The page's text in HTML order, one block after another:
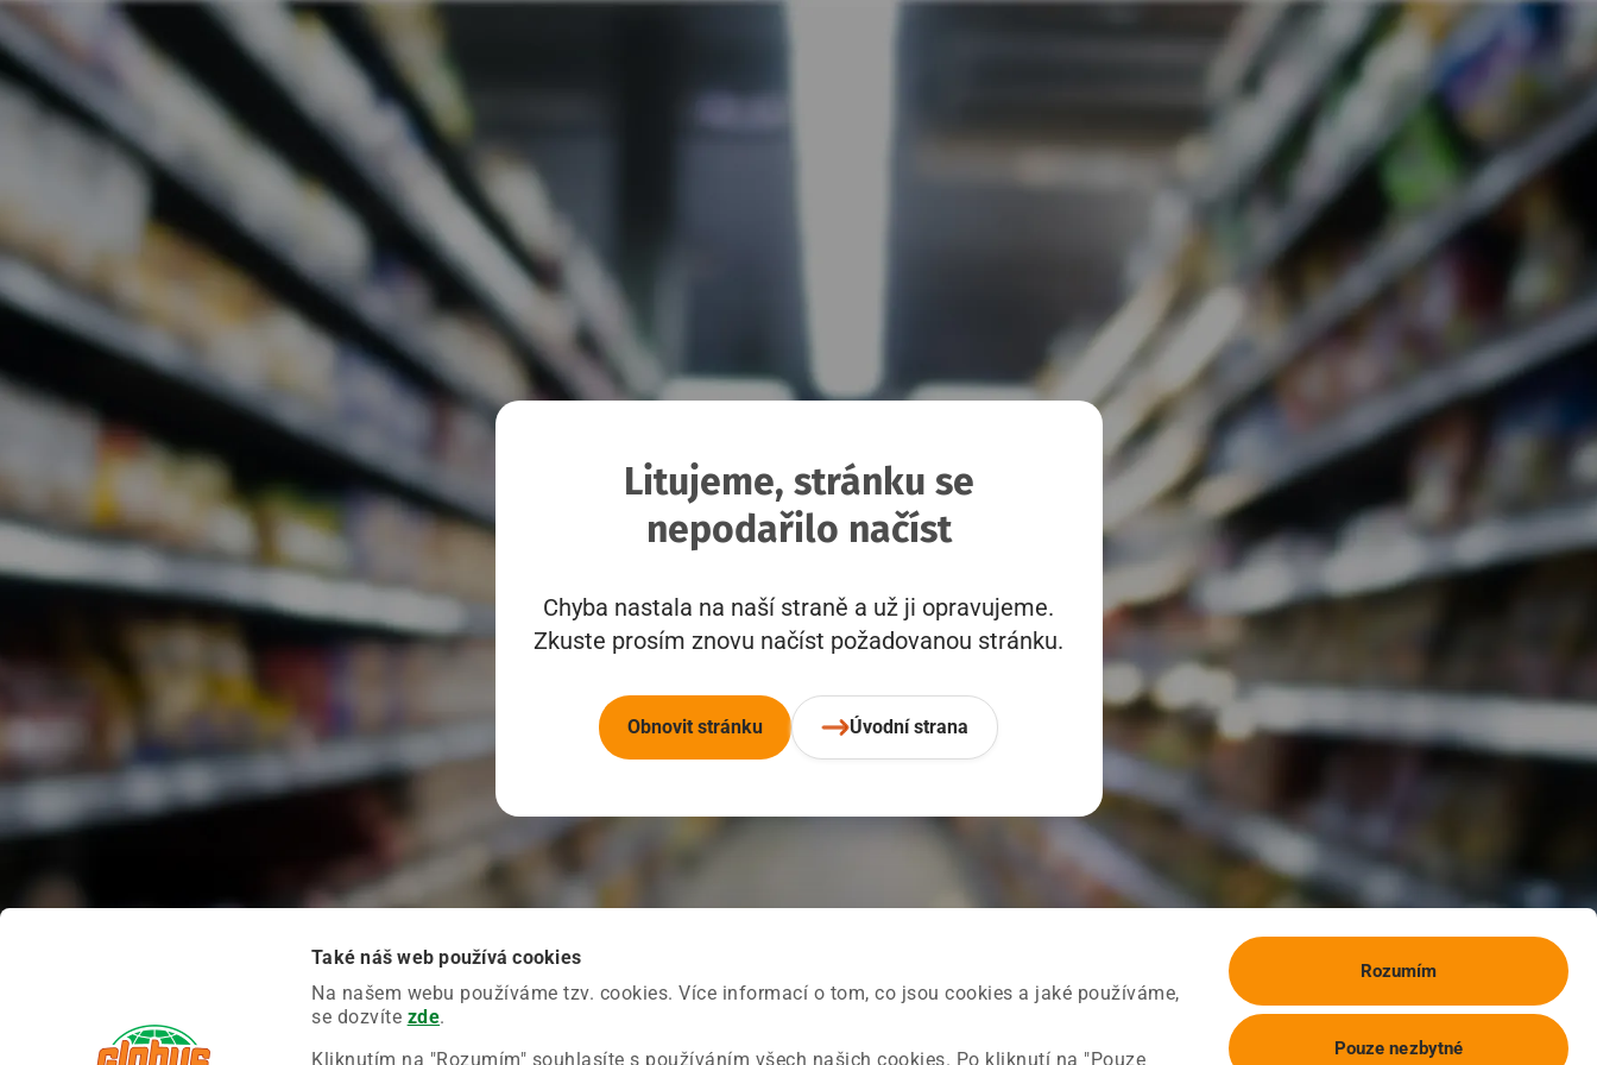
Také náš web používá cookies
Na našem webu používáme tzv. cookies. Více informací o tom, co jsou cookies a jaké používáme,
se dozvíte zde.
Kliknutím na "Rozumím" souhlasíte s používáním všech našich cookies. Po kliknutí na "Pouze
Rozumím
Pouze nezbytné
Litujeme, stránku se
nepodařilo načíst
Chyba nastala na naší straně a už ji opravujeme.
Zkuste prosím znovu načíst požadovanou stránku.
Obnovit stránku Úvodní strana